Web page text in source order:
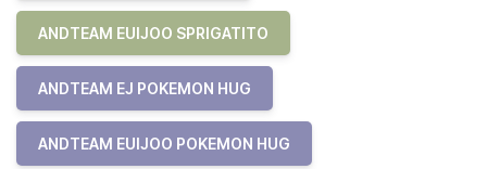
ANDTEAM EUIJOO SPRIGATITO
ANDTEAM EJ POKEMON HUG
ANDTEAM EUIJOO POKEMON HUG